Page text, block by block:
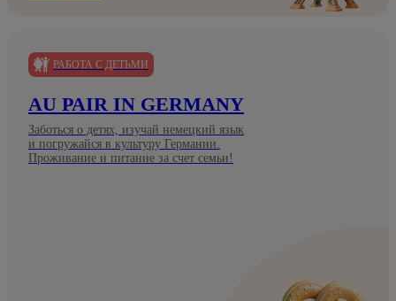
РАБОТА С ДЕТЬМИ
AU PAIR IN GERMANY
Заботься о детях, изучай немецкий язык
и погружайся в культуру Германии.
Проживание и питание за счет семьи!